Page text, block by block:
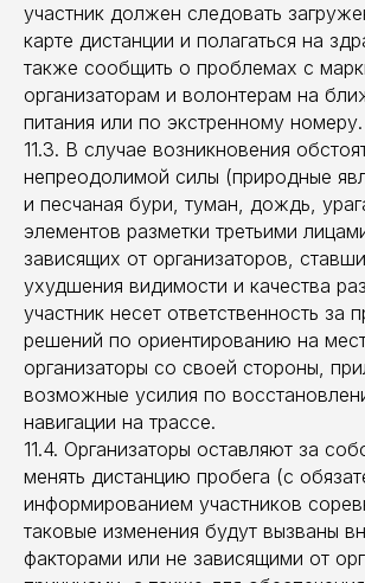
участник должен следовать
карте дистанции и полагаться на
также сообщить о проблемах с
организаторам и волонтерам на
питания или по экстренному номеру.
11.3. В случае возникновения
непреодолимой силы (природные
и песчаная бури, туман, дождь,
элементов разметки третьими
зависящих от организаторов,
ухудшения видимости и качества
участник несет ответственность за
решений по ориентированию на
организаторы со своей стороны,
возможные усилия по
навигации на трассе.
11.4. Организаторы оставляют за
менять дистанцию пробега (с
информированием участников
таковые изменения будут вызваны
факторами или не зависящими от